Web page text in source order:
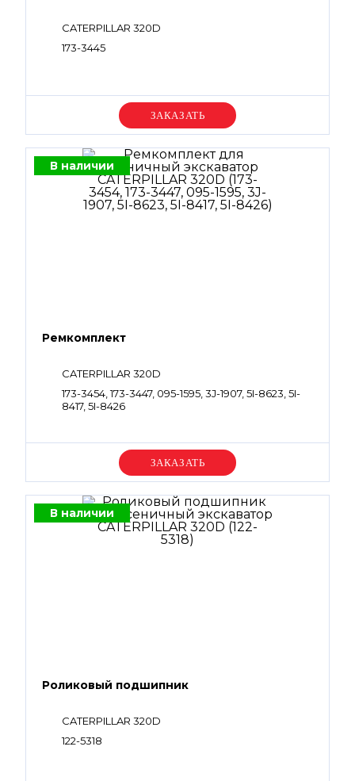
CATERPILLAR 320D
173-3445
Уточняйте цену
В наличии
Ремкомплект
CATERPILLAR 320D
173-3454, 173-3447, 095-1595, 3J-1907, 5I-8623, 5I-
8417, 5I-8426
Уточняйте цену
В наличии
Роликовый подшипник
CATERPILLAR 320D
122-5318